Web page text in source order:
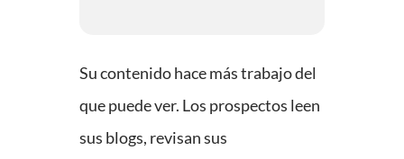
Su contenido hace más trabajo del
que puede ver. Los prospectos leen
sus blogs, revisan sus